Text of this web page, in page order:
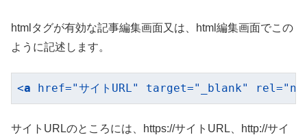
htmlタグが有効な記事編集画面又は、html編集画面でこの
ように記述します。
<a href="サイトURL" target="_blank" rel =
サイトURLのところには、https://サイトURL、http://サイ